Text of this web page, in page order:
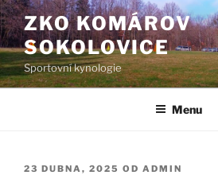
Přejít
k
obsahu
webu
ZKO KOMÁROV
SOKOLOVICE
Sportovní kynologie
Menu
PUBLIKOVÁNO
23 DUBNA, 2025 OD ADMIN